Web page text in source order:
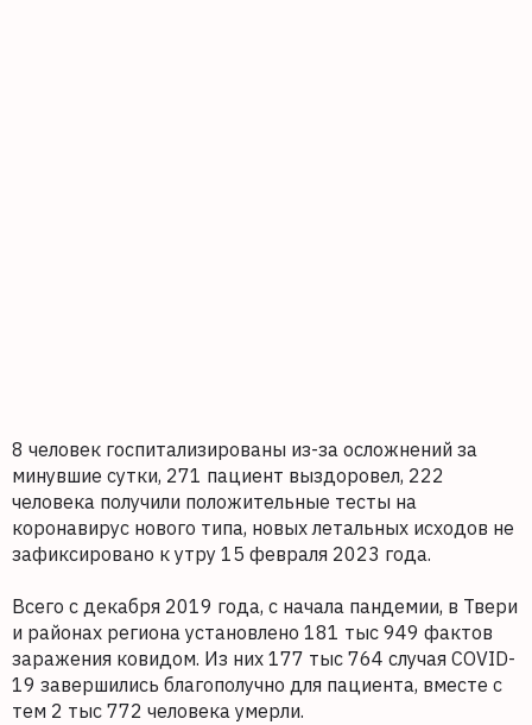
8 человек госпитализированы из-за осложнений за
минувшие сутки, 271 пациент выздоровел, 222
человека получили положительные тесты на
коронавирус нового типа, новых летальных исходов не
зафиксировано к утру 15 февраля 2023 года.
Всего с декабря 2019 года, с начала пандемии, в Твери
и районах региона установлено 181 тыс 949 фактов
заражения ковидом. Из них 177 тыс 764 случая COVID-
19 завершились благополучно для пациента, вместе с
тем 2 тыс 772 человека умерли.